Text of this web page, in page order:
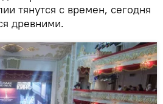
тянутся с времен, сегодня
древними.